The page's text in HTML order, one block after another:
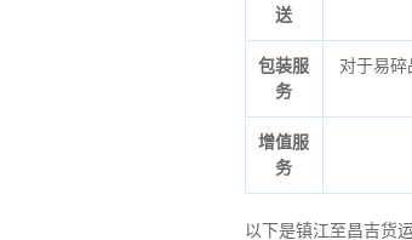
送
包装服
务
对于易
增值服
务
以下是镇江至昌吉货